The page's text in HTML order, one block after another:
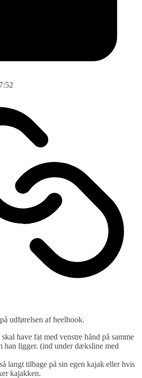
udførelsen af heelhook.
have fat med venstre hånd på samme
han ligger. (ind under dæksline med
langt tilbage på sin egen kajak eller hvis
kajakken.